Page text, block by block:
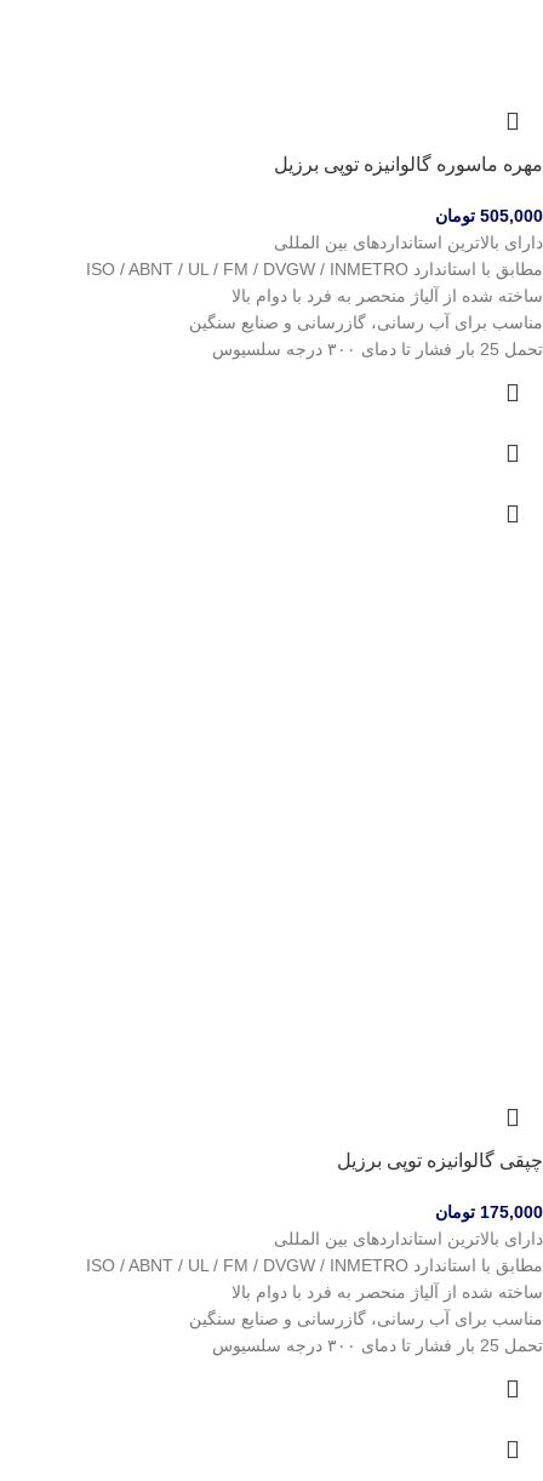
مهره ماسوره گالوانیزه توپی برزیل
505,000 تومان
دارای بالاترین استانداردهای بین المللی
مطابق با استاندارد ISO / ABNT / UL / FM / DVGW / INMETRO
ساخته شده از آلیاژ منحصر به فرد با دوام بالا
مناسب برای آب رسانی، گازرسانی و صنایع سنگین
تحمل 25 بار فشار تا دمای ۳۰۰ درجه سلسیوس
چپقی گالوانیزه توپی برزیل
175,000 تومان
دارای بالاترین استانداردهای بین المللی
مطابق با استاندارد ISO / ABNT / UL / FM / DVGW / INMETRO
ساخته شده از آلیاژ منحصر به فرد با دوام بالا
مناسب برای آب رسانی، گازرسانی و صنایع سنگین
تحمل 25 بار فشار تا دمای ۳۰۰ درجه سلسیوس